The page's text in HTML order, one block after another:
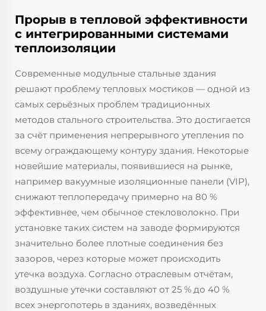
Прорыв в тепловой эффективности
с интегрированными системами
теплоизоляции
Современные модульные стальные здания
решают проблему тепловых мостиков — одной из
самых серьёзных проблем традиционных
методов стального строительства. Это достигается
за счёт применения непрерывного утепления по
всему ограждающему контуру здания. Некоторые
новейшие материалы, появившиеся на рынке,
например вакуумные изоляционные панели (VIP),
снижают теплопередачу примерно на 80 %
эффективнее, чем обычное стекловолокно. При
установке таких систем на заводе формируются
значительно более плотные соединения без
зазоров, через которые может происходить
утечка воздуха. Согласно отраслевым отчётам,
воздушные утечки составляют от 25 % до 40 %
всех энергопотерь в зданиях, возведённых